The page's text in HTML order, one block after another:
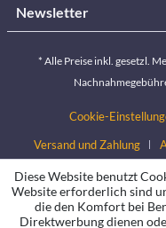
Newsletter
* Alle Preise inkl. gesetzl.
Cookie-
Versand und Zahlung
Diese Website benutzt
Website erforderlich sind
die den Komfort bei
Direktwerbung dienen